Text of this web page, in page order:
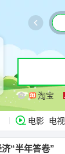
淘宝
电影 电视
“半年答卷”